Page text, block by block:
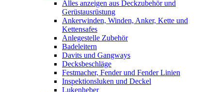
Alles anzeigen aus Deckzubehör und
Gerüstausrüstung
Ankerwinden, Winden, Anker, Kette und
Kettensafes
Anlegestelle Zubehör
Badeleitern
Davits und Gangways
Decksbeschläge
Festmacher, Fender und Fender Linien
Inspektionsluken und Deckel
Lukenheber